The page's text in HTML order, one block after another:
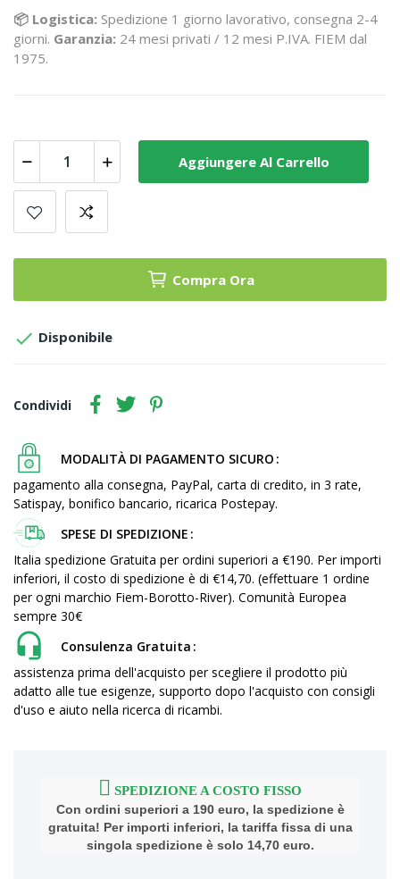
📦 Logistica: Spedizione 1 giorno lavorativo, consegna 2-4
giorni. Garanzia: 24 mesi privati / 12 mesi P.IVA. FIEM dal
1975.
Aggiungere Al Carrello
Compra Ora
 Disponibile
Condividi
MODALITÀ DI PAGAMENTO SICURO
pagamento alla consegna, PayPal, carta di credito, in 3 rate,
Satispay, bonifico bancario, ricarica Postepay.
SPESE DI SPEDIZIONE
Italia spedizione Gratuita per ordini superiori a €190. Per importi
inferiori, il costo di spedizione è di €14,70. (effettuare 1 ordine
per ogni marchio Fiem-Borotto-River). Comunità Europea
sempre 30€
Consulenza Gratuita
assistenza prima dell'acquisto per scegliere il prodotto più
adatto alle tue esigenze, supporto dopo l'acquisto con consigli
d'uso e aiuto nella ricerca di ricambi.
SPEDIZIONE A COSTO FISSO
Con ordini superiori a 190 euro, la spedizione è
gratuita! Per importi inferiori, la tariffa fissa di una
singola spedizione è solo 14,70 euro.